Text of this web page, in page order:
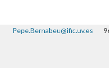
Pepe.Bernabeu@ific.uv.es